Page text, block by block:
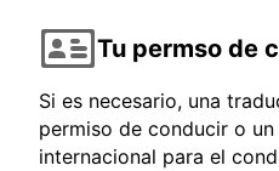
Tu permso de
Si es necesario, una
permiso de conducir o
internacional para el